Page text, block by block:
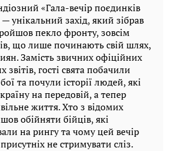
«Гала-вечір поєдинків
— унікальний захід, який зібрав
пекло фронту, зовсім
що лише починають свій шлях,
Замість звичних офіційних
гості свята побачили
та почули історії людей, які
на передовій, а тепер
життя. Хто з відомих
обійняти бійців, які
на рингу та чому цей вечір
не стримувати сліз.